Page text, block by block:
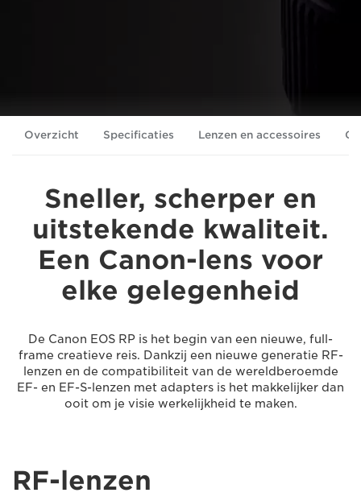
Overzicht Specificaties Lenzen en accessoires
Sneller, scherper en
uitstekende kwaliteit.
Een Canon-lens voor
elke gelegenheid
De Canon EOS RP is het begin van een nieuwe, full-
frame creatieve reis. Dankzij een nieuwe generatie RF-
lenzen en de compatibiliteit van de wereldberoemde
EF- en EF-S-lenzen met adapters is het makkelijker dan
ooit om je visie werkelijkheid te maken.
RF-lenzen